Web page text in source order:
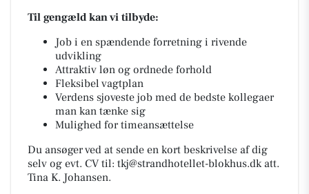
Til gengæld kan vi tilbyde:
Job i en spændende forretning i rivende
udvikling
Attraktiv løn og ordnede forhold
Fleksibel vagtplan
Verdens sjoveste job med de bedste kollegaer
man kan tænke sig
Mulighed for timeansættelse
Du ansøger ved at sende en kort beskrivelse af dig
selv og evt. CV til: tkj@strandhotellet-blokhus.dkatt.
Tina K. Johansen.